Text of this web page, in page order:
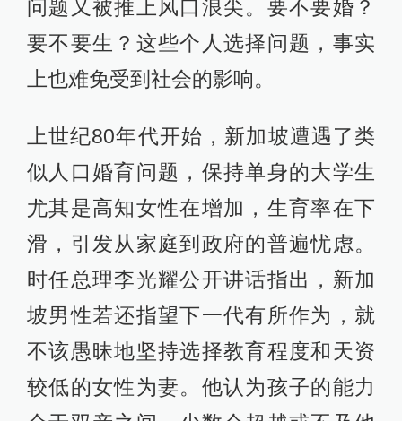
问题又被推上风口浪尖。要不要婚？
要不要生？这些个人选择问题，事实
上也难免受到社会的影响。
上世纪80年代开始，新加坡遭遇了类
似人口婚育问题，保持单身的大学生
尤其是高知女性在增加，生育率在下
滑，引发从家庭到政府的普遍忧虑。
时任总理李光耀公开讲话指出，新加
坡男性若还指望下一代有所作为，就
不该愚昧地坚持选择教育程度和天资
较低的女性为妻。他认为孩子的能力